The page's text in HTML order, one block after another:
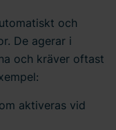
och
De agerar i
och kräver oftast
aktiveras vid